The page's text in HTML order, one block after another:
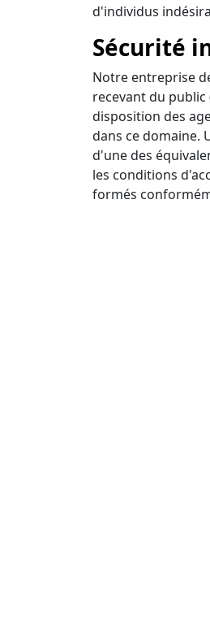
d'individus
Sécurité
Notre entreprise
recevant du public
disposition des
dans ce domaine.
d'une des
les conditions
formés